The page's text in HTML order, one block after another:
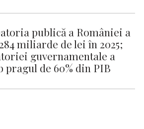
publică a României a
miliarde de lei în 2025;
guvernamentale a
pragul de 60% din PIB